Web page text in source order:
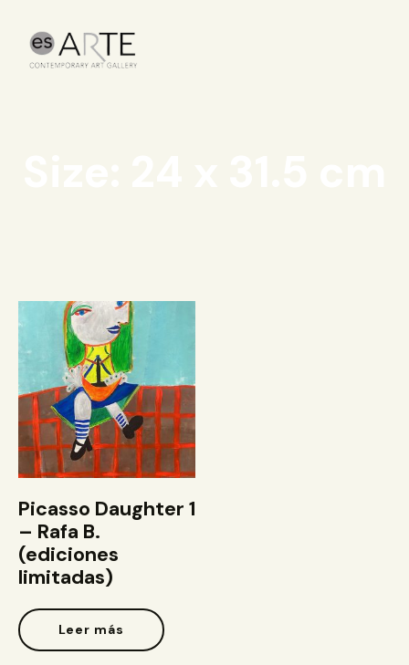
Picasso Daughter 1
– Rafa B.
(ediciones
limitadas)
Leer más